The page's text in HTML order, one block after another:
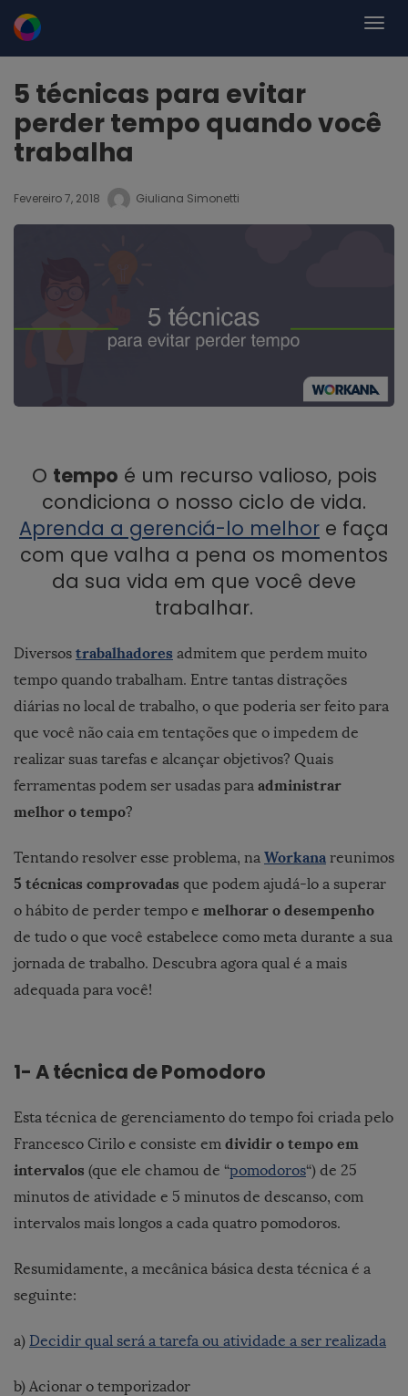
5 técnicas para evitar
perder tempo quando você
trabalha
Fevereiro 7, 2018 Giuliana Simonetti
O tempo é um recurso valioso, pois
condiciona o nosso ciclo de vida.
Aprenda a gerenciá-lo melhor e faça
com que valha a pena os momentos
da sua vida em que você deve
trabalhar.
Diversos trabalhadores admitem que perdem muito
tempo quando trabalham. Entre tantas distrações
diárias no local de trabalho, o que poderia ser feito para
que você não caia em tentações que o impedem de
realizar suas tarefas e alcançar objetivos? Quais
ferramentas podem ser usadas para administrar
melhor o tempo?
Tentando resolver esse problema, na Workana reunimos
5 técnicas comprovadas que podem ajudá-lo a superar
o hábito de perder tempo e melhorar o desempenho
de tudo o que você estabelece como meta durante a sua
jornada de trabalho. Descubra agora qual é a mais
adequada para você!
1- A técnica de Pomodoro
Esta técnica de gerenciamento do tempo foi criada pelo
Francesco Cirilo e consiste em dividir o tempo em
intervalos (que ele chamou de “pomodoros“) de 25
minutos de atividade e 5 minutos de descanso, com
intervalos mais longos a cada quatro pomodoros.
Resumidamente, a mecânica básica desta técnica é a
seguinte:
a) Decidir qual será a tarefa ou atividade a ser realizada
b) Acionar o temporizador